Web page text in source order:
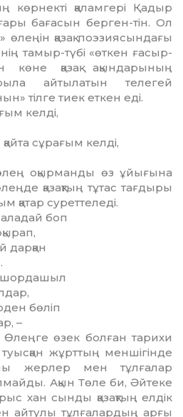
көрнекті қаламгері Қадыр
бағасын берген-тін. Ол
өлеңін қазақ поэзиясындағы
тамыр-түбі «өткен ға­сыр­­
көне қазақ ақындары­ның
айтылатын теле­гей
тілге тиек еткен еді.
келді,
сұрағым келді,
оқырманды өз ұйығына
қазақтың тұтас тағдыры
қатар сурет­теледі.
боп
дарқан
бөліп
–
өзек болған та­рихи
жұрттың меншігінде
жерлер мен тұлғалар
Ақын Төле би, Әйтеке
хан сынды қазақтың елдік
айтулы тұлғалардың арғы